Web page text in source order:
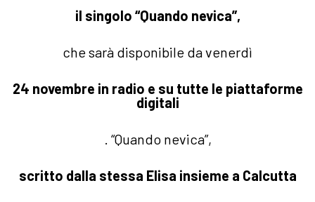
il singolo “Quando nevica”,
che sarà disponibile da venerdì
24 novembre in radio e su tutte le piattaforme
digitali
. “Quando nevica”,
scritto dalla stessa Elisa insieme a Calcutta